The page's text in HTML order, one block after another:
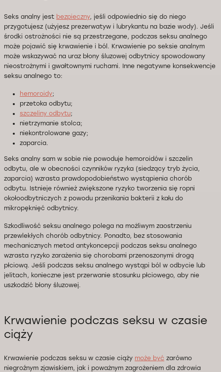
Seks analny jest bezpieczny, jeśli odpowiednio się do niego
przygotujesz (użyjesz prezerwatyw i lubrykantu na bazie wody). Jeśli
środki ostrożności nie są przestrzegane, podczas seksu analnego
może pojawić się krwawienie i ból. Krwawienie po seksie analnym
może wskazywać na uraz błony śluzowej odbytnicy spowodowany
nieostrożnymi i gwałtownymi ruchami. Inne negatywne konsekwencje
seksu analnego to:
hemoroidy;
przetoka odbytu;
szczeliny odbytu;
nietrzymanie stolca;
niekontrolowane gazy;
zaparcia.
Seks analny sam w sobie nie powoduje hemoroidów i szczelin
odbytu, ale w obecności czynników ryzyka (siedzący tryb życia,
zaparcia) wzrasta prawdopodobieństwo wystąpienia chorób
odbytu. Istnieje również zwiększone ryzyko tworzenia się ropni
okołoodbytniczych z powodu przenikania bakterii z kału do
mikropęknięć odbytnicy.
Szkodliwość seksu analnego polega na możliwym zaostrzeniu
przewlekłych chorób odbytnicy. Ponadto, bez stosowania
mechanicznych metod antykoncepcji podczas seksu analnego
wzrasta ryzyko zarażenia się chorobami przenoszonymi drogą
płciową. Jeśli podczas seksu analnego wystąpi ból w odbycie lub
jelitach, konieczne jest przerwanie stosunku płciowego, aby nie
uszkodzić błony śluzowej.
Krwawienie podczas seksu w czasie
ciąży
Krwawienie podczas seksu w czasie ciąży może być zarówno
niegroźnym zjawiskiem, jak i poważnym zagrożeniem dla zdrowia